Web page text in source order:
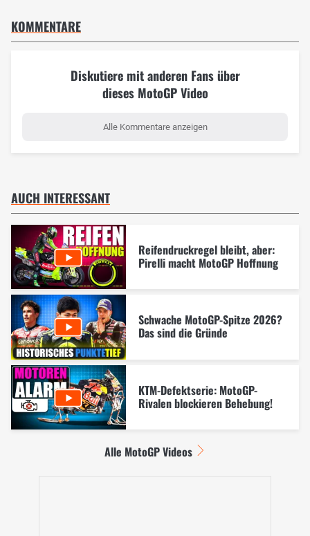
KOMMENTARE
Diskutiere mit anderen Fans über
dieses MotoGP Video
Alle Kommentare anzeigen
AUCH INTERESSANT
Reifendruckregel bleibt, aber:
Pirelli macht MotoGP Hoffnung
Schwache MotoGP-Spitze 2026?
Das sind die Gründe
KTM-Defektserie: MotoGP-
Rivalen blockieren Behebung!
Alle MotoGP Videos